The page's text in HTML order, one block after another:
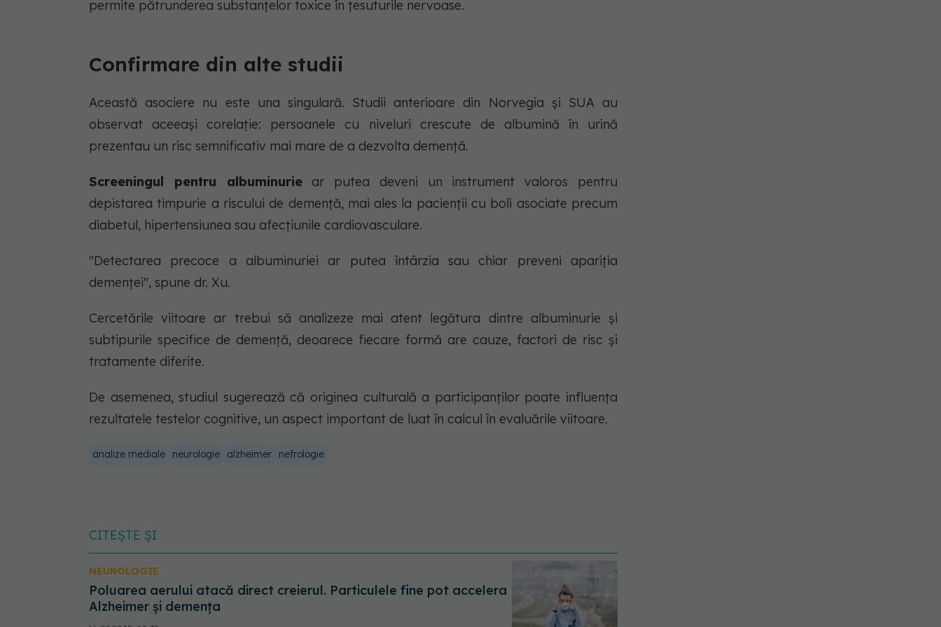
permite pătrunderea substanțelor toxice în țesuturile nervoase.
Confirmare din alte studii
Această asociere nu este una singulară. Studii anterioare din Norvegia și SUA au
observat aceeași corelație: persoanele cu niveluri crescute de albumină în urină
prezentau un risc semnificativ mai mare de a dezvolta demență.
Screeningul pentru albuminuriear putea deveni un instrument valoros pentru
depistarea timpurie a riscului de demență, mai ales la pacienții cu boli asociate precum
diabetul, hipertensiunea sau afecțiunile cardiovasculare.
"Detectarea precoce a albuminuriei ar putea întârzia sau chiar preveni apariția
demenței", spune dr. Xu.
Cercetările viitoare ar trebui să analizeze mai atent legătura dintre albuminurie și
subtipurile specifice de demență, deoarece fiecare formă are cauze, factori de risc și
tratamente diferite.
De asemenea, studiul sugerează că originea culturală a participanților poate influența
rezultatele testelor cognitive, un aspect important de luat în calcul în evaluările viitoare.
analize mediale neurologie alzheimer nefrologie
CITEȘTE ȘI
NEUROLOGIE
Poluarea aerului atacă direct creierul. Particulele fine pot accelera
Alzheimer și demența